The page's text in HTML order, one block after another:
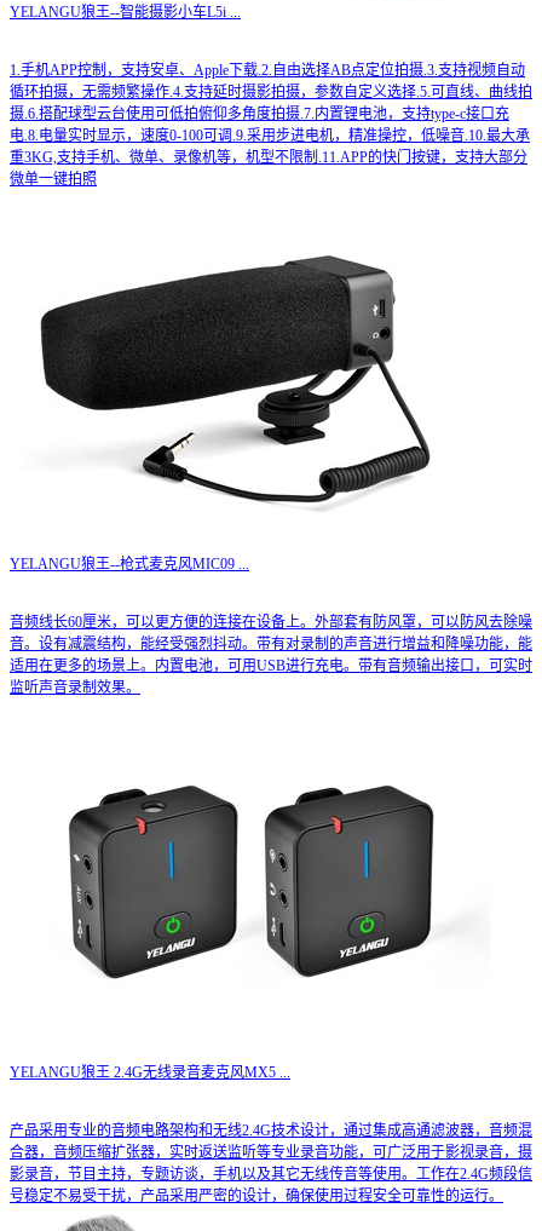
YELANGU狼王--智能摄影小车L5i ...
1.手机APP控制，支持安卓、Apple下载.2.自由选择AB点定位拍摄.3.支持视频自动
循环拍摄，无需频繁操作.4.支持延时摄影拍摄，参数自定义选择.5.可直线、曲线拍
摄.6.搭配球型云台使用可低拍俯仰多角度拍摄.7.内置锂电池，支持type-c接口充
电.8.电量实时显示，速度0-100可调.9.采用步进电机，精准操控，低噪音.10.最大承
重3KG,支持手机、微单、录像机等，机型不限制.11.APP的快门按键，支持大部分
微单一键拍照
YELANGU狼王--枪式麦克风MIC09 ...
音频线长60厘米，可以更方便的连接在设备上。外部套有防风罩，可以防风去除噪
音。设有减震结构，能经受强烈抖动。带有对录制的声音进行增益和降噪功能，能
适用在更多的场景上。内置电池，可用USB进行充电。带有音频输出接口，可实时
监听声音录制效果。
YELANGU狼王 2.4G无线录音麦克风MX5 ...
产品采用专业的音频电路架构和无线2.4G技术设计，通过集成高通滤波器，音频混
合器，音频压缩扩张器，实时返送监听等专业录音功能，可广泛用于影视录音，摄
影录音，节目主持，专题访谈，手机以及其它无线传音等使用。工作在2.4G频段信
号稳定不易受干扰，产品采用严密的设计，确保使用过程安全可靠性的运行。